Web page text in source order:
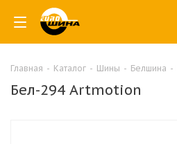
Главная - Каталог - Шины - Белшина -
Бел-294 Artmotion